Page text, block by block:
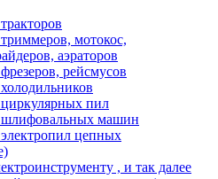
мотокос,
аэраторов
рейсмусов
циркулярных пил
шлифовальных машин
цепных
, и так далее